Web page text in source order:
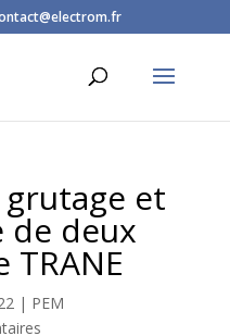
et
de deux
TRANE
| PEM